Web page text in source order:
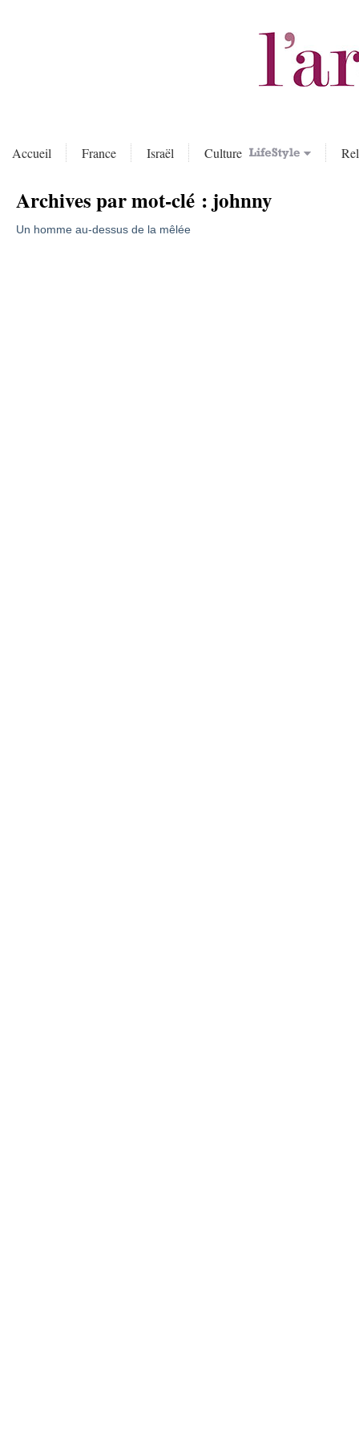
Accueil France Israël Culture
Archives par mot-clé : johnny
Un homme au-dessus de la mêlée